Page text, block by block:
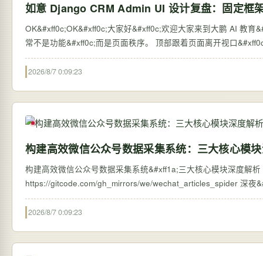
如意 Django CRM Admin UI 设计复盘：固定框
OK&#xff0c;OK&#xff0c;大家好&#xff0c;欢迎大家来到大鹏 AI 教育&#xff0c;我是张大鹏。 一个模型越来越多的
常不是功能&#xff0c;而是页面秩序。 顶部跟
2026/8/7 0:09:23
构建高效微信公众号数据采集系统：三大核心模
构建高效微信公众号数据采集系统&#xff1a;三大核心模块深度解析 【
https://
2026/8/7 0:09:23